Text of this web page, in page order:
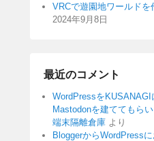
VRCで遊園地ワールド
2024年9月8日
最近のコメント
WordPressを
Mastodonを建ててもら
端末隔離倉庫 より
BloggerからWordPress